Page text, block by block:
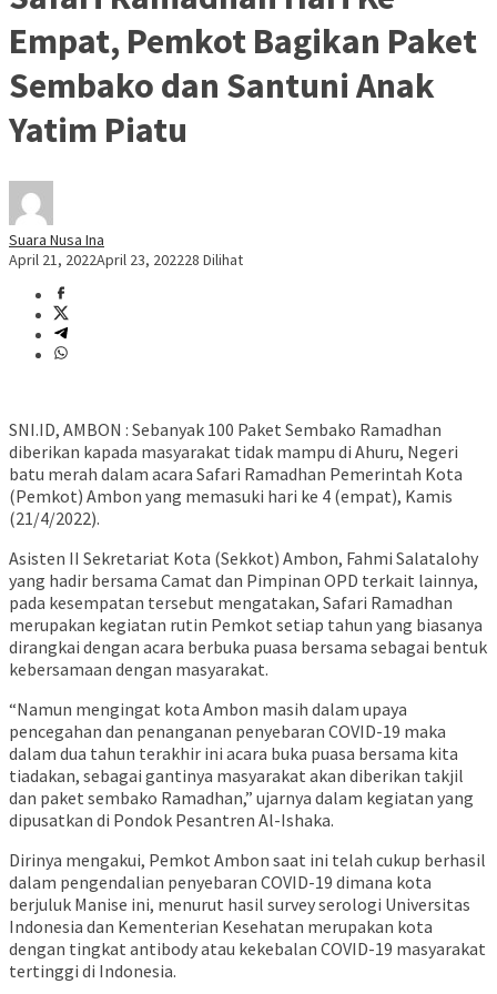
Empat, Pemkot Bagikan Paket
Sembako dan Santuni Anak
Yatim Piatu
Suara Nusa Ina
April 21, 2022April 23, 202228 Dilihat
SNI.ID, AMBON : Sebanyak 100 Paket Sembako Ramadhan
diberikan kapada masyarakat tidak mampu di Ahuru, Negeri
batu merah dalam acara Safari Ramadhan Pemerintah Kota
(Pemkot) Ambon yang memasuki hari ke 4 (empat), Kamis
(21/4/2022).
Asisten II Sekretariat Kota (Sekkot) Ambon, Fahmi Salatalohy
yang hadir bersama Camat dan Pimpinan OPD terkait lainnya,
pada kesempatan tersebut mengatakan, Safari Ramadhan
merupakan kegiatan rutin Pemkot setiap tahun yang biasanya
dirangkai dengan acara berbuka puasa bersama sebagai bentuk
kebersamaan dengan masyarakat.
“Namun mengingat kota Ambon masih dalam upaya
pencegahan dan penanganan penyebaran COVID-19 maka
dalam dua tahun terakhir ini acara buka puasa bersama kita
tiadakan, sebagai gantinya masyarakat akan diberikan takjil
dan paket sembako Ramadhan,” ujarnya dalam kegiatan yang
dipusatkan di Pondok Pesantren Al-Ishaka.
Dirinya mengakui, Pemkot Ambon saat ini telah cukup berhasil
dalam pengendalian penyebaran COVID-19 dimana kota
berjuluk Manise ini, menurut hasil survey serologi Universitas
Indonesia dan Kementerian Kesehatan merupakan kota
dengan tingkat antibody atau kekebalan COVID-19 masyarakat
tertinggi di Indonesia.